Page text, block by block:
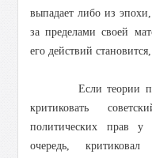
выпадает либо из
за пределами своей
его действий
Если теории
критиковать
политических прав
очередь, критиковал